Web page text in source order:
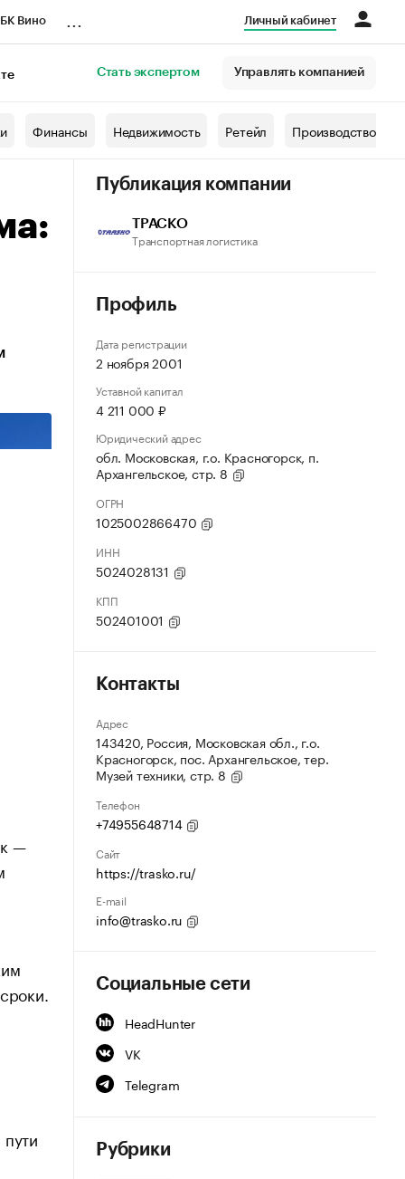
Вино Личный кабинет
Стать экспертом Управлять компанией
Финансы Недвижимость Ретейл Производство
—
Публикация компании
ТРАСКО
Транспортная логистика
Профиль
Дата регистрации
2 ноября 2001
Уставной капитал
4 211 000 ₽
Юридический адрес
обл. Московская, г.о. Красногорск, п.
Архангельское, стр. 8
ОГРН
1025002866470
ИНН
5024028131
КПП
502401001
Контакты
Адрес
143420, Россия, Московская обл., г.о.
Красногорск, пос. Архангельское, тер.
Музей техники, стр. 8
Телефон
+74955648714
Сайт
https://trasko.ru/
E-mail
info@trasko.ru
Социальные сети
HeadHunter
VK
Telegram
Рубрики